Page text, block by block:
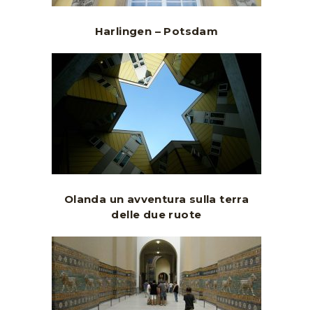
Harlingen – Potsdam
Olanda un avventura sulla terra
delle due ruote